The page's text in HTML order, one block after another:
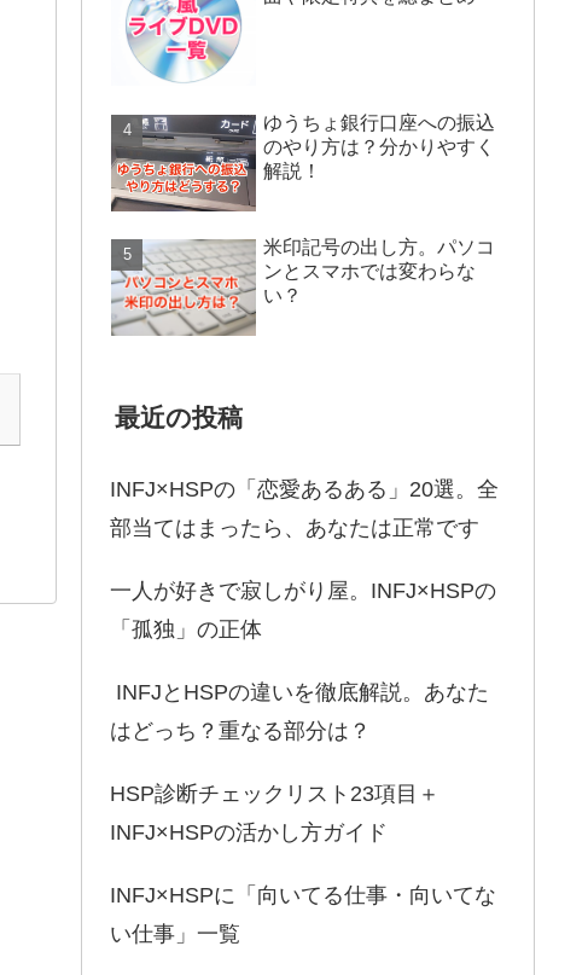
ゆうちょ銀行口座への振込
のやり方は？分かりやすく
解説！
米印記号の出し方。パソコ
ンとスマホでは変わらな
い？
最近の投稿
INFJ×HSPの「恋愛あるある」20選。全
部当てはまったら、あなたは正常です
一人が好きで寂しがり屋。INFJ×HSPの
「孤独」の正体
INFJとHSPの違いを徹底解説。あなた
はどっち？重なる部分は？
HSP診断チェックリスト23項目＋
INFJ×HSPの活かし方ガイド
INFJ×HSPに「向いてる仕事・向いてな
い仕事」一覧